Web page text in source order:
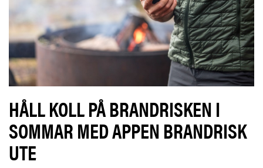
HÅLL KOLL PÅ BRANDRISKEN I
SOMMAR MED APPEN BRANDRISK
UTE